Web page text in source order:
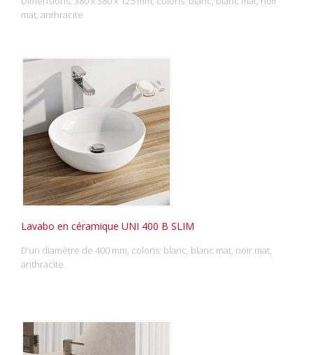
mat, anthracite
Lavabo en céramique UNI 400 B SLIM
D’un diamètre de 400 mm, coloris: blanc, blanc mat, noir mat,
anthracite